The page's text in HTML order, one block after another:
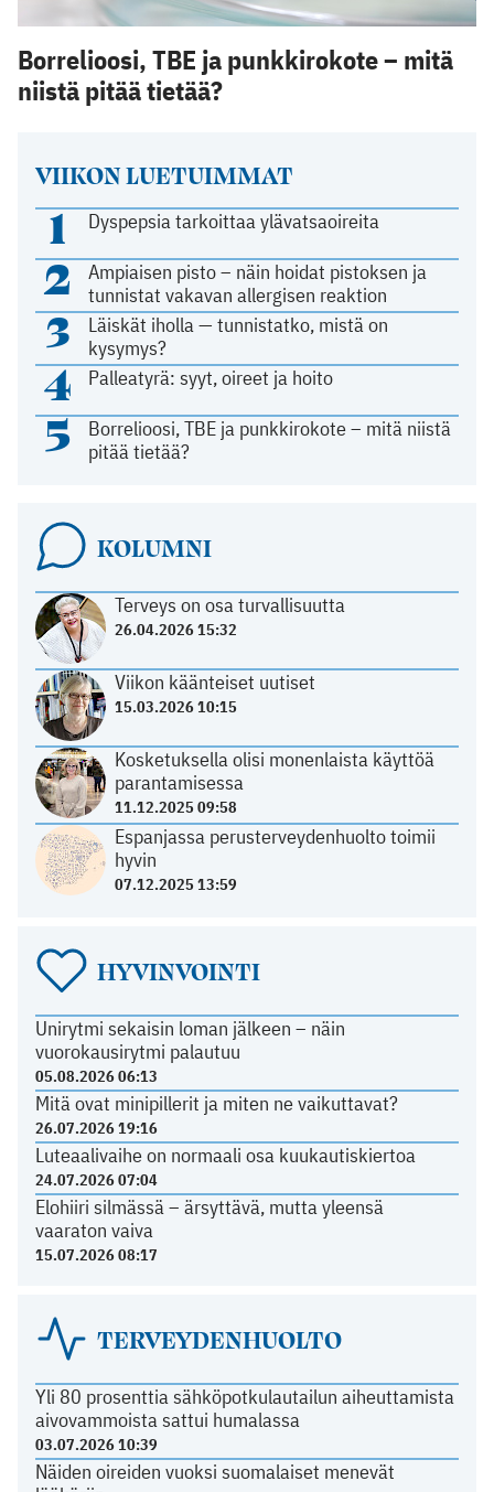
VIIKON LUETUIMMAT
1 Dyspepsia tarkoittaa ylävatsaoireita
2
Ampiaisen pisto – näin hoidat pistoksen ja
tunnistat vakavan allergisen reaktion
3
Läiskät iholla — tunnistatko, mistä on
kysymys?
4 Palleatyrä: syyt, oireet ja hoito
5
Borrelioosi, TBE ja punkkirokote – mitä niistä
pitää tietää?
KOLUMNI
Terveys on osa turvallisuutta
26.04.2026 15:32
Viikon käänteiset uutiset
15.03.2026 10:15
Kosketuksella olisi monenlaista käyttöä
parantamisessa
11.12.2025 09:58
Espanjassa perusterveydenhuolto toimii
hyvin
07.12.2025 13:59
HYVINVOINTI
Unirytmi sekaisin loman jälkeen – näin
vuorokausirytmi palautuu
05.08.2026 06:13
Mitä ovat minipillerit ja miten ne vaikuttavat?
26.07.2026 19:16
Luteaalivaihe on normaali osa kuukautiskiertoa
24.07.2026 07:04
Elohiiri silmässä – ärsyttävä, mutta yleensä
vaaraton vaiva
15.07.2026 08:17
TERVEYDENHUOLTO
Yli 80 prosenttia sähköpotkulautailun aiheuttamista
aivovammoista sattui humalassa
03.07.2026 10:39
Näiden oireiden vuoksi suomalaiset menevät
Borrelioosi, TBE ja punkkirokote – mitä
niistä pitää tietää?